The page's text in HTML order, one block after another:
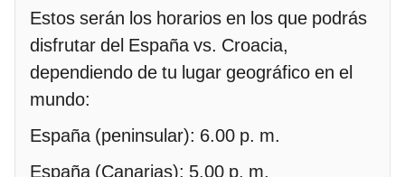
Estos serán los horarios en los que podrás
disfrutar del España vs. Croacia,
dependiendo de tu lugar geográfico en el
mundo:
España (peninsular): 6.00 p. m.
España (Canarias): 5.00 p. m.